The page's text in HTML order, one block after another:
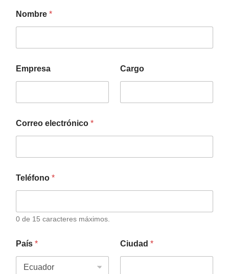
Nombre *
Empresa Cargo
Correo electrónico *
Teléfono *
0 de 15 caracteres máximos.
País * Ciudad *